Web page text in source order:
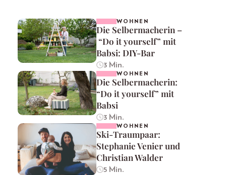
WOHNEN
Die Selbermacherin –
“Do it yourself” mit
Babsi: DIY-Bar
3 Min.
WOHNEN
Die Selbermacherin:
“Do it yourself” mit
Babsi
3 Min.
WOHNEN
Ski-Traumpaar:
Stephanie Venier und
Christian Walder
5 Min.